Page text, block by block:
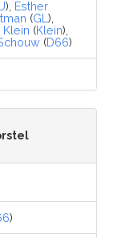
), Esther
(GL),
(Klein),
(D66)
)